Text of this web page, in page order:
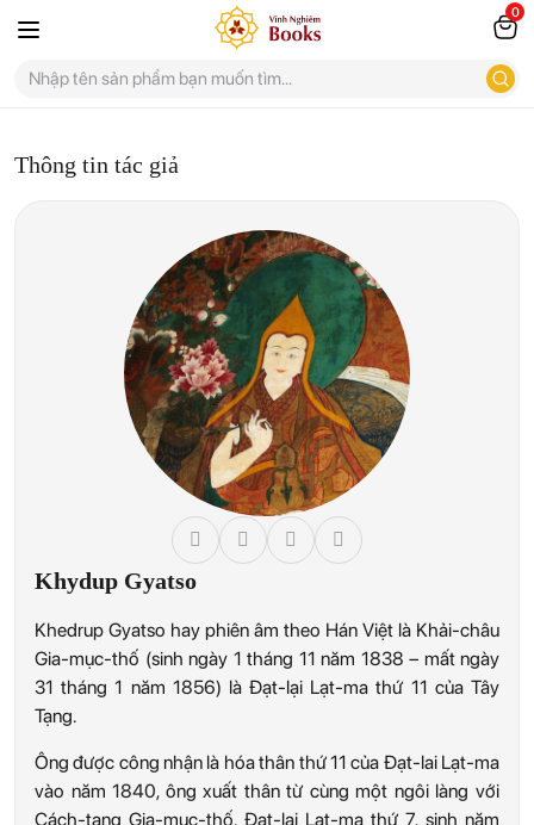
0
Thông tin tác giả
Khydup Gyatso
Khedrup Gyatso hay phiên âm theo Hán Việt là Khải-châu
Gia-mục-thố (sinh ngày 1 tháng 11 năm 1838 – mất ngày
31 tháng 1 năm 1856) là Đạt-lại Lạt-ma thứ 11 của Tây
Tạng.
Ông được công nhận là hóa thân thứ 11 của Đạt-lai Lạt-ma
vào năm 1840, ông xuất thân từ cùng một ngôi làng với
Cách-tang Gia-mục-thố, Đạt-lại Lạt-ma thứ 7, sinh năm